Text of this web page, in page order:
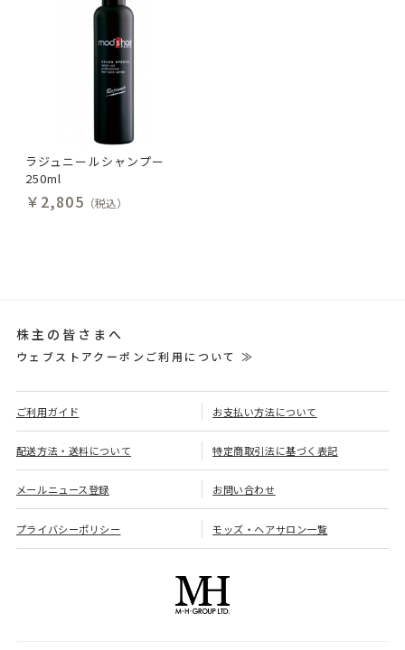
ラジュニールシャンプー
250ml
￥2,805 （税込）
株主の皆さまへ
ウェブストアクーポンご利用について ≫
ご利用ガイド お支払い方法について
配送方法・送料について 特定商取引法に基づく表記
メールニュース登録 お問い合わせ
プライバシーポリシー モッズ・ヘアサロン一覧